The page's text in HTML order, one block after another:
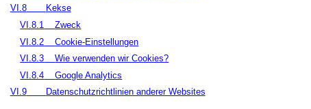
VI.8
Kekse
VI.8.1
Zweck
VI.8.2
Cookie-Einstellungen
VI.8.3
Wie verwenden wir Cookies?
VI.8.4
Google Analytics
VI.9
Datenschutzrichtlinien anderer Websites